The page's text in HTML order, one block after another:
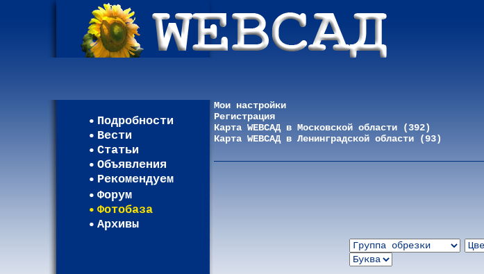
Подробности
Вести
Статьи
Объявления
Рекомендуем
Форум
Фотобаза
Архивы
Мои настройки
Регистрация
Карта WEBСАД в Московской области (392)
Карта WEBСАД в Ленинградской области (93)